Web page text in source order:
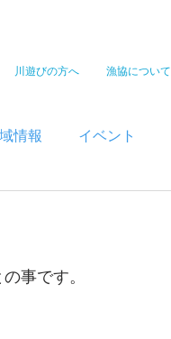
川遊びの方へ 漁協について
情報 イベント
事です。